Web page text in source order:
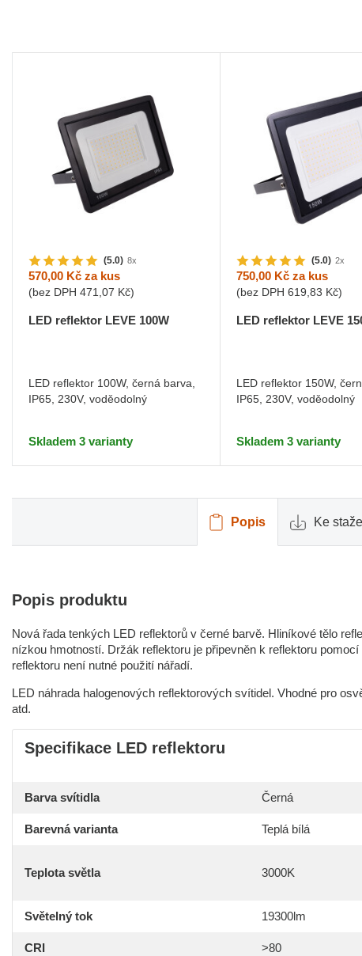
(5.0) 8x
570,00 Kč za kus
(bez DPH 471,07 Kč)
LED reflektor LEVE 100W
LED reflektor 100W, černá barva,
IP65, 230V, voděodolný
Skladem 3 varianty
(5.0) 2x
750,00 Kčza kus
(bez DPH 619,83 Kč)
LED reflektor LEVE
LED reflektor 150W,
IP65, 230V, voděodolný
Skladem 3 varianty
Popis Ke
Popis produktu
Nová řada tenkých LED reflektorů v černé barvě. Hliníkové tělo
nízkou hmotností. Držák reflektoru je připevněn k reflektoru
reflektoru není nutné použití nářadí.
LED náhrada halogenových reflektorových svítidel. Vhodné pro
atd.
Specifikace LED reflektoru
Barva svítidla Černá
Barevná varianta Teplá bílá
Teplota světla 3000K
Světelný tok 19300lm
CRI >80